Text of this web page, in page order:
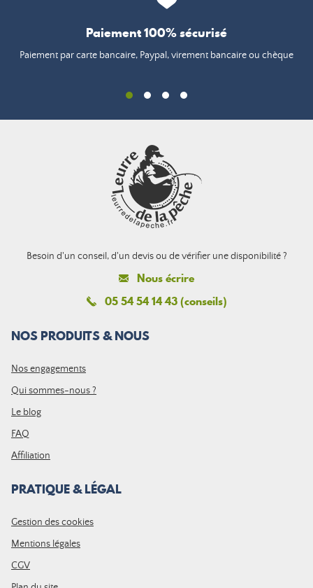
Paiement 100% sécurisé
Paiement par carte bancaire, Paypal, virement bancaire ou chèque
Besoin d'un conseil, d'un devis ou de vérifier une disponibilité ?
Nous écrire
05 54 54 14 43 (conseils)
NOS PRODUITS & NOUS
Nos engagements
Qui sommes-nous ?
Le blog
FAQ
Affiliation
PRATIQUE & LÉGAL
Gestion des cookies
Mentions légales
CGV